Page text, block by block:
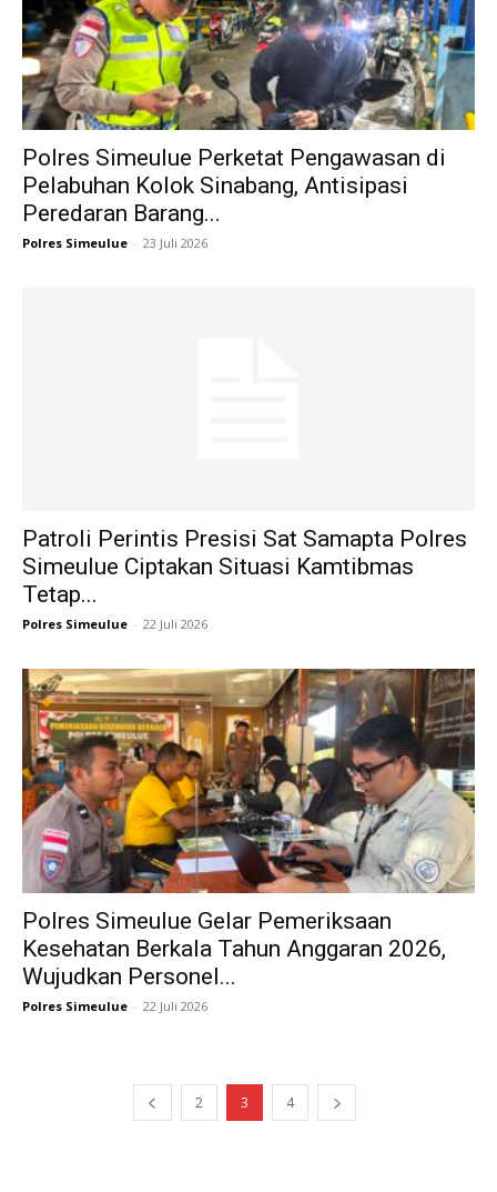
Polres Simeulue Perketat Pengawasan di
Pelabuhan Kolok Sinabang, Antisipasi
Peredaran Barang...
Polres Simeulue - 23 Juli 2026
Patroli Perintis Presisi Sat Samapta Polres
Simeulue Ciptakan Situasi Kamtibmas
Tetap...
Polres Simeulue - 22 Juli 2026
Polres Simeulue Gelar Pemeriksaan
Kesehatan Berkala Tahun Anggaran 2026,
Wujudkan Personel...
Polres Simeulue - 22 Juli 2026
2 3 4